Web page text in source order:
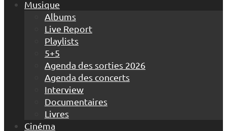
Musique
Albums
Live Report
Playlists
5+5
Agenda des sorties 2026
Agenda des concerts
Interview
Documentaires
Livres
Cinéma